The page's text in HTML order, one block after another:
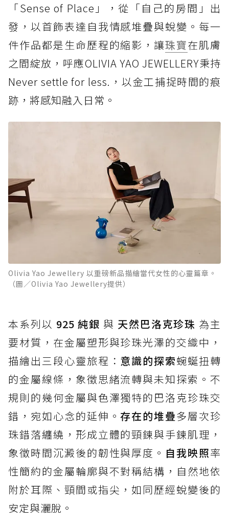
「Sense of Place」，從「自己的房間」出
發，以首飾表達自我情感堆疊與蛻變。每一
件作品都是生命歷程的縮影，讓珠寶在肌膚
之間綻放，呼應OLIVIA YAO JEWELLERY秉持
Never settle for less.，以金工捕捉時間的痕
跡，將感知融入日常。
Olivia Yao Jewellery 以重磅新品描繪當代女性的心靈篇章。
（圖／Olivia Yao Jewellery提供）
本系列以 925 純銀 與 天然巴洛克珍珠 為主
要材質，在金屬塑形與珍珠光澤的交織中，
描繪出三段心靈旅程： 意識的探索蜿蜒扭轉
的金屬線條，象徵思緒流轉與未知探索。不
規則的幾何金屬與色澤獨特的巴洛克珍珠交
錯，宛如心念的延伸。存在的堆疊多層次珍
珠錯落纏繞，形成立體的頸鍊與手鍊肌理，
象徵時間沉澱後的韌性與厚度。 自我映照率
性簡約的金屬輪廓與不對稱結構，自然地依
附於耳際、頸間或指尖，如同歷經蛻變後的
安定與灑脫。